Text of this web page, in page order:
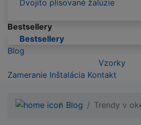
Dvojito plisované žalúzie
Bestsellery
Bestsellery
Blog
Vzorky
Zameranie Inštalácia Kontakt
Blog Trendy v